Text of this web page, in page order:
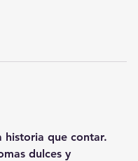
historia que contar.
dulces y